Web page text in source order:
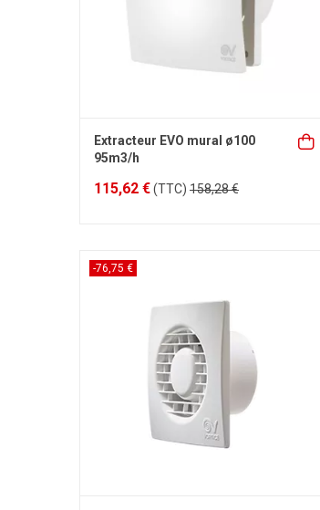
Extracteur EVO mural ø100
95m3/h
115,62 €(TTC) 158,28 €
-76,75 €